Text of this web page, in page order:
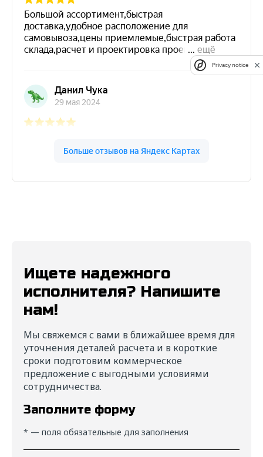
Ищете надежного
исполнителя? Напишите
нам!
Мы свяжемся с вами в ближайшее время для
уточнения деталей расчета и в короткие
сроки подготовим коммерческое
предложение с выгодными условиями
сотрудничества.
Заполните форму
* — поля обязательные для заполнения
Privacy notice